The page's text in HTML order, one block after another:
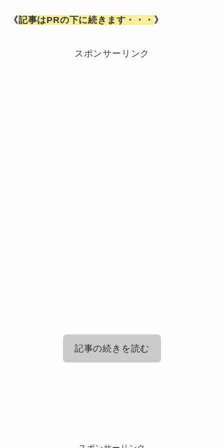
《記事はPRの下に続きます・・・ 》
スポンサーリンク
記事の続きを読む